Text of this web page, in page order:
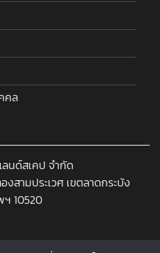
คล
นด์สเคป จำกัด
งสามประเวศ เขตลาดกระบัง
10520